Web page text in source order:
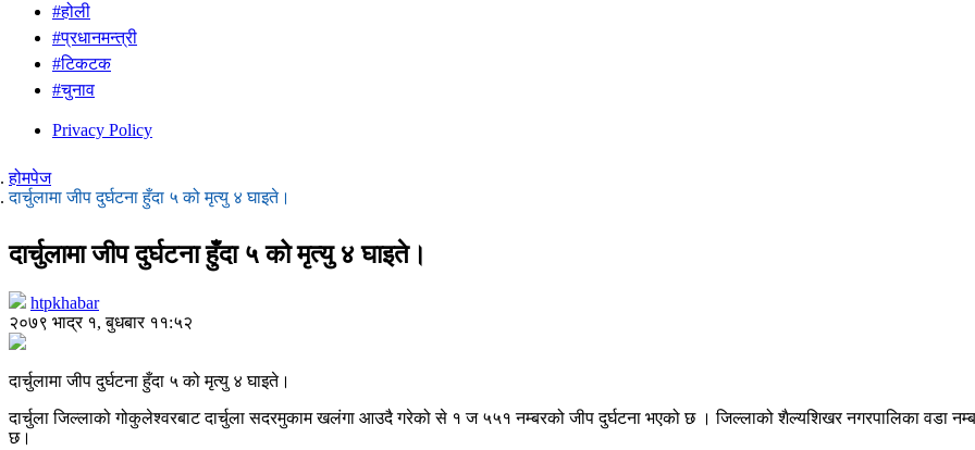
#होली
#प्रधानमन्त्री
#टिकटक
#चुनाव
Privacy Policy
होमपेज
दार्चुलामा जीप दुर्घटना हुँदा ५ को मृत्यु ४ घाइते।
दार्चुलामा जीप दुर्घटना हुँदा ५ को मृत्यु ४ घाइते।
htpkhabar
२०७९ भाद्र १, बुधबार ११:५२
दार्चुलामा जीप दुर्घटना हुँदा ५ को मृत्यु ४ घाइते।
दार्चुला जिल्लाको गोकुलेश्वरबाट दार्चुला सदरमुकाम खलंगा आउदै गरेको से १ ज ५५१ नम्बरको जीप दुर्घटना भएको छ । जिल्लाको शैल्यशिखर नगरपालिका वडा
छ।